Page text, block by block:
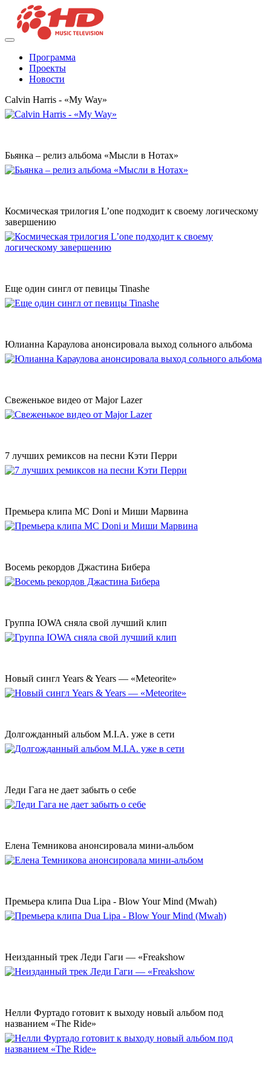
Программа
Проекты
Новости
Calvin Harris - «My Way»
Бьянка – релиз альбома «Мысли в Нотах»
Космическая трилогия L’one подходит к своему логическому
завершению
Еще один сингл от певицы Tinashe
Юлианна Караулова анонсировала выход сольного альбома
Свеженькое видео от Major Lazer
7 лучших ремиксов на песни Кэти Перри
Премьера клипа MC Doni и Миши Марвина
Восемь рекордов Джастина Бибера
Группа IOWA сняла свой лучший клип
Новый сингл Years & Years — «Meteorite»
Долгожданный альбом M.I.A. уже в сети
Леди Гага не дает забыть о себе
Елена Темникова анонсировала мини-альбом
Премьера клипа Dua Lipa - Blow Your Mind (Mwah)
Неизданный трек Леди Гаги — «Freakshow
Нелли Фуртадо готовит к выходу новый альбом под
названием «The Ride»